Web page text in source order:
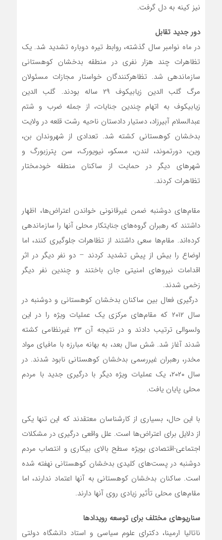
نیز کینه به دل گرفت.
دور جدید تقابل
در ماه نوامبر سال گذشته، روابط تیره دوباره تشدید شد. یک
تظاهرات چند هزار نفری در منطقه بدخشان کوهستانی
سازماندهی شد. تظاهرکنندگان خواستار مجازات مسئولان
مرگ گلب الدین زیابیکوف ۲۹ ساله بودند. گلب الدین
زیابیکوف به اتهام چندین جنایات، از جمله ضرب و شتم
عبدالسلام آبیرزاد، دستیار دادستان ناحیه رشت قلعه در ولایت
بدخشان کوهستانی کشته شد. تعدادی از شهروندان بن،
وین، دورتموند، لندن، مسکو، نیویورک، سن پترزبورگ و
شهرهای دیگر در حمایت از ساکنان منطقه خودمختار
تظاهرات کردند.
مقام‌های دوشنبه ضمن غیرقانونی خواندن اعتراض‌ها، اظهار
داشتند که رهبران گروه‌های جنایتکار محلی آنها را سازماندهی
کرده‌اند. مقام‌ها سعی داشتند از تظاهرات جلوگیری کنند، اما
اوضاع را بیش از پیش تشدید کردند – دو نفر دیگر در اثر
اقدامات نیروهای امنیتی جان باختند و چندین نفر دیگر
زخمی شدند.
درگیری فعال بین ساکنان بدخشان کوهستانی و دوشنبه در
سال ۲۰۱۲ که مقام‌های مرکزی یک عملیات ویژه را در این
ولسوالی ترتیب دادند و در نتیجه آن ۲۳ غیرنظامی کشته
شدند آغاز شد. شش سال بعد، به بهانه مبارزه با مافیای مواد
مخدر، رهبران غیررسمی بدخشان کوهستانی نابود شدند. در
سال ۲۰۲۰، یک عملیات ویژه دیگر با درگیری جدید با مردم
محلی پایان یافت.
با این حال، بسیاری از کارشناسان معتقدند که این تنها یکی
از دلایل برای اعتراض‌ها است. علل واقعی درگیری در مشکلات
اجتماعی-اقتصادی بویژه سطح بالای بیکاری و انتصاب مردم
دوشنبه در پست‌های کلیدی بدخشان کوهستانی نهفته شده
است. ساکنان بدخشان کوهستانی به آنها اعتماد ندارند، اما
مقام‌های محلی تأثیر زیادی روی آنها دارند.
سناریوهای مختلف برای توسعه رویدادها
ناتالیا ارمینا، دکترای علوم سیاسی و استاد دانشگاه دولتی